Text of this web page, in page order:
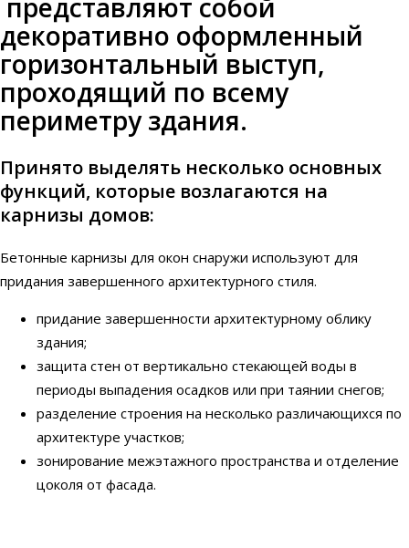
декоративно оформленный
горизонтальный выступ,
проходящий по всему
периметру здания.
Принято выделять несколько основных
функций, которые возлагаются на
карнизы домов:
Бетонные карнизы для окон снаружи используют для
придания завершенного архитектурного стиля.
придание завершенности архитектурному облику
здания;
защита стен от вертикально стекающей воды в
периоды выпадения осадков или при таянии снегов;
разделение строения на несколько различающихся по
архитектуре участков;
зонирование межэтажного пространства и отделение
цоколя от фасада.